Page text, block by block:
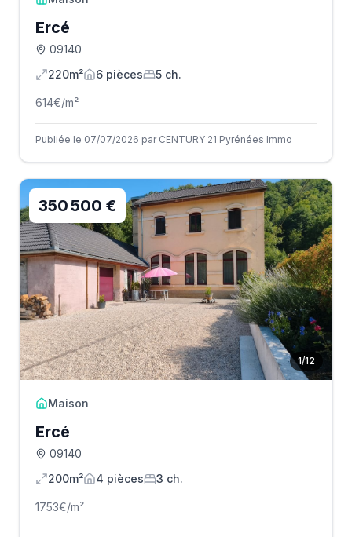
Ercé
09140
220m²
6 pièces 5 ch.
614€/m²
Publiée le 07/07/2026 par CENTURY 21 Pyrénées Immo
1/12
350 500 €
Maison
Ercé
09140
200m²
4 pièces 3 ch.
1753€/m²